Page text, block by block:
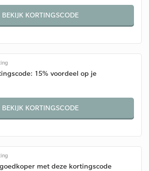
BEKIJK KORTINGSCODE
15% voordeel op je
BEKIJK KORTINGSCODE
met deze kortingscode